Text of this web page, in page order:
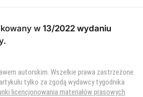
w 13/2022 wydaniu
.
autorskim. Wszelkie prawa zastrzeżone.
tylko za zgodą wydawcy tygodnika
licencjonowania materiałów prasowych.